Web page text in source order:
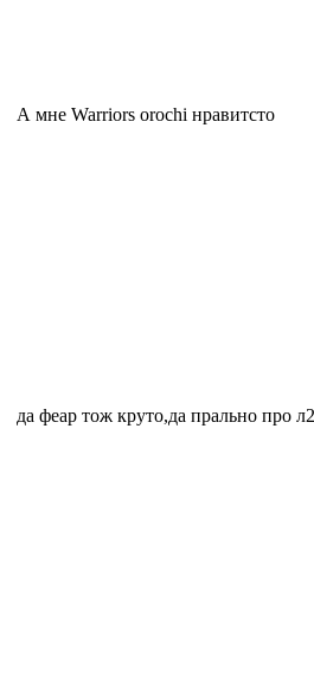
А мне Warriors orochi нравитсто
да феар тож круто,да прально про